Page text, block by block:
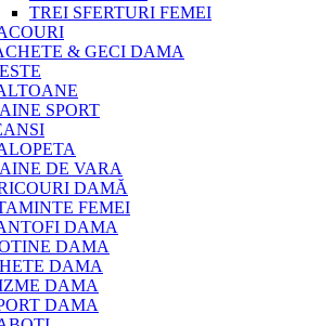
TREI SFERTURI FEMEI
& GECI DAMA
SPORT
DE VARA
DAMĂ
FEMEI
DAMA
DAMA
DAMA
DAMA
DAMA